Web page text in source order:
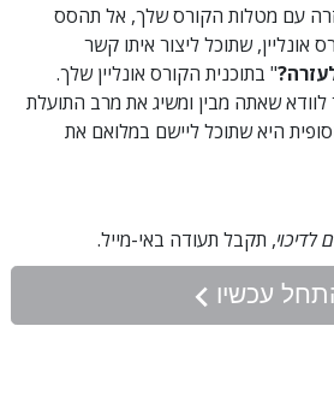
עם מטלות הקורס שלך, אל תהסס
שתוכל ליצור איתו קשר
" בתוכנית הקורס אונליין שלך.
לוודא שאתה מבין ומשיג את מרב התועלת
היא שתוכל ליישם במלואם את
לדיכוי, תקבל תעודה באי-מייל.
עכשיו